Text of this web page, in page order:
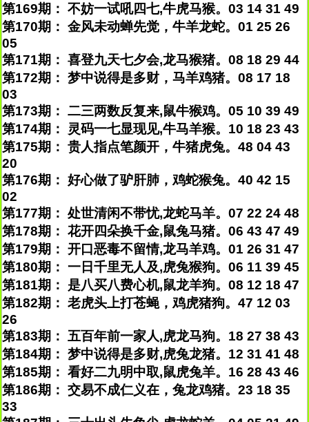
第169期： 不妨一试吼四七,牛虎马猴。03 14 31 49
第170期： 金风未动蝉先觉，牛羊龙蛇。01 25 26
05
第171期： 喜登九天七夕会,龙马猴猪。08 18 29 44
第172期： 梦中说得是多财，马羊鸡猪。08 17 18
03
第173期： 二三两数反复来,鼠牛猴鸡。05 10 39 49
第174期： 灵码一七显现见,牛马羊猴。10 18 23 43
第175期： 贵人指点笔颜开，牛猪虎兔。48 04 43
20
第176期： 好心做了驴肝肺，鸡蛇猴兔。40 42 15
02
第177期： 处世清闲不带忧,龙蛇马羊。07 22 24 48
第178期： 花开四朵换千金,鼠兔马猪。06 43 47 49
第179期： 开口恶毒不留情,龙马羊鸡。01 26 31 47
第180期： 一日千里无人及,虎兔猴狗。06 11 39 45
第181期： 是八买八费心机,鼠龙羊狗。08 12 18 47
第182期： 老虎头上打苍蝇，鸡虎猪狗。47 12 03
26
第183期： 五百年前一家人,虎龙马狗。18 27 38 43
第184期： 梦中说得是多财,虎兔龙猪。12 31 41 48
第185期： 看好二九明中取,鼠虎兔羊。16 28 43 46
第186期： 交易不成仁义在，兔龙鸡猪。23 18 35
33